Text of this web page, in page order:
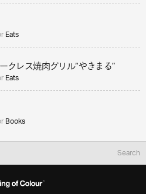
Eats
クレス焼肉グリル“やきまる”
Eats
Books